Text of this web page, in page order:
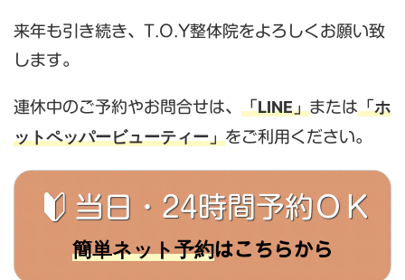
来年も引き続き、T.O.Y整体院をよろしくお願い致
します。
連休中のご予約やお問合せは、 「LINE」または「ホ
ットペッパービューティー」をご利用ください。
当日・24時間予約ＯＫ
簡単ネット予約はこちらから